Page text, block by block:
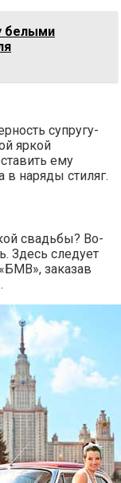
белыми
супругу-
яркой
ему
в наряды стиляг.
свадьбы? Во-
Здесь следует
заказав